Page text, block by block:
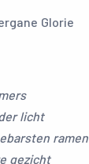
Glorie
licht
ramen
gezicht